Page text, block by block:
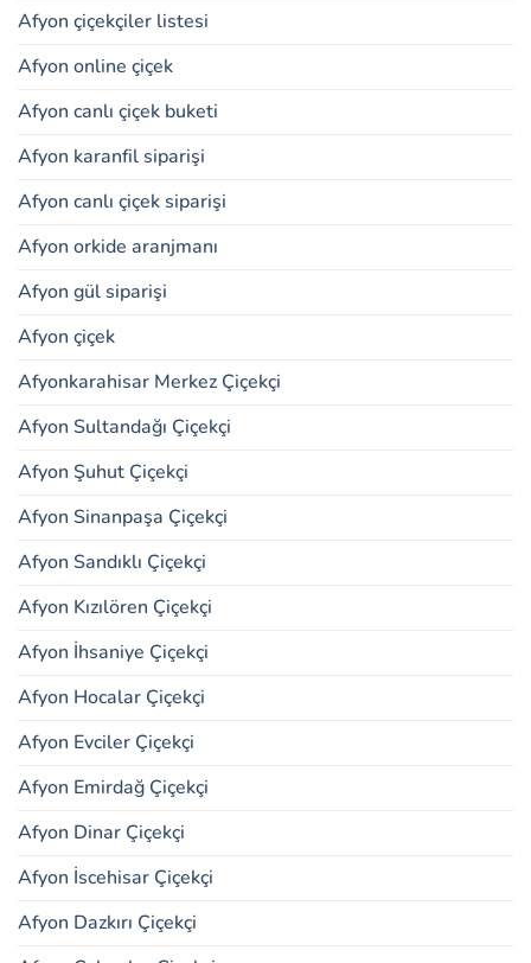
Afyon çiçekçiler listesi
Afyon online çiçek
Afyon canlı çiçek buketi
Afyon karanfil siparişi
Afyon canlı çiçek siparişi
Afyon orkide aranjmanı
Afyon gül siparişi
Afyon çiçek
Afyonkarahisar Merkez Çiçekçi
Afyon Sultandağı Çiçekçi
Afyon Şuhut Çiçekçi
Afyon Sinanpaşa Çiçekçi
Afyon Sandıklı Çiçekçi
Afyon Kızılören Çiçekçi
Afyon İhsaniye Çiçekçi
Afyon Hocalar Çiçekçi
Afyon Evciler Çiçekçi
Afyon Emirdağ Çiçekçi
Afyon Dinar Çiçekçi
Afyon İscehisar Çiçekçi
Afyon Dazkırı Çiçekçi